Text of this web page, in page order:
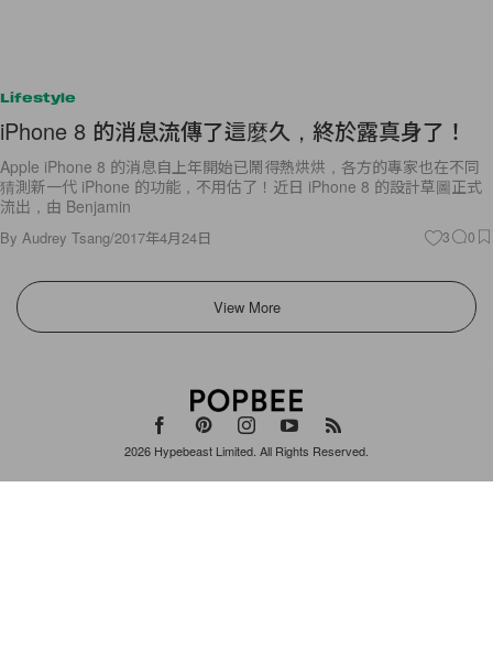
Lifestyle
iPhone 8 的消息流傳了這麼久，終於露真身了！
Apple iPhone 8 的消息自上年開始已鬧得熱烘烘，各方的專家也在不同
猜測新一代 iPhone 的功能，不用估了！近日 iPhone 8 的設計草圖正式
流出，由 Benjamin
By Audrey Tsang/2017年4月24日 3 0
View More
2026 Hypebeast Limited . All Rights Reserved.